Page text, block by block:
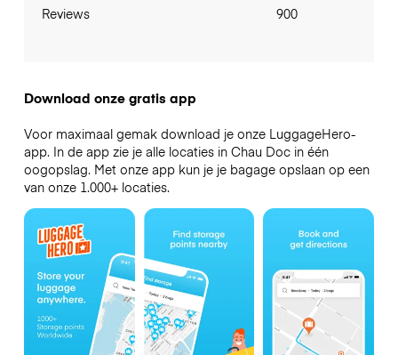
Reviews 900
Download onze gratis app
Voor maximaal gemak download je onze LuggageHero-
app. In de app zie je alle locaties in Chau Doc in één
oogopslag. Met onze app kun je je bagage opslaan op een
van onze 1.000+ locaties.